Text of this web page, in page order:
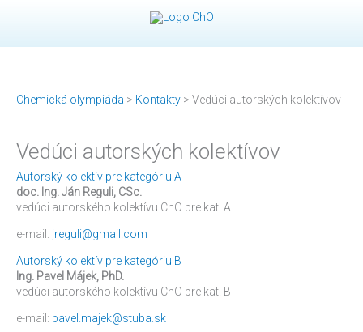
Chemická olympiáda > Kontakty > Vedúci autorských kolektívov
Vedúci autorských kolektívov
Autorský kolektív pre kategóriu A
doc. Ing. Ján Reguli, CSc.
vedúci autorského kolektívu ChO pre kat. A
e-mail: jreguli@gmail.com
Autorský kolektív pre kategóriu B
Ing. Pavel Májek, PhD.
vedúci autorského kolektívu ChO pre kat. B
e-mail: pavel.majek@stuba.sk